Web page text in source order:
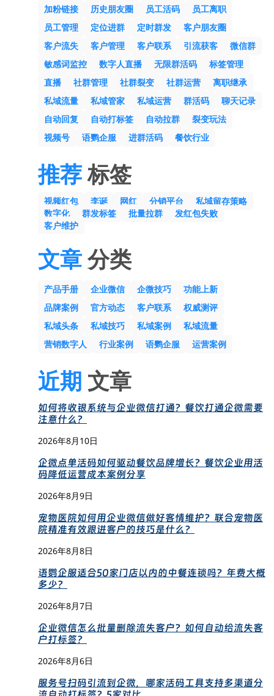
加粉链接 历史朋友圈 员工活码
员工离职
员工管理
定位进群 定时群发
客户朋友圈
客户流失
客户管理 客户联系 引流获客
微信群
敏感词监控
数字人直播 无限群活码
标签管理
直播
社群管理 社群裂变 社群运营
离职继承
私域流量
私域管家 私域运营 群活码
聊天记录
自动回复
自动打标签 自动拉群
裂变玩法
视频号
语鹦企服 进群活码 餐饮行业
推荐标签
视频红包 李诞 网红 分销平台
私域留存策略
数字化
群发标签 批量拉群
发红包失败
客户维护
文章分类
产品手册 企业微信 企微技巧
功能上新
品牌案例
官方动态 客户联系
权威测评
私域头条
私域技巧 私域案例
私域流量
营销数字人
行业案例 语鹦企服 运营案例
近期 文章
如何将收银系统与企业微信打通？餐饮打通企微需要
注意什么？
2026年8月10日
企微点单活码如何驱动餐饮品牌增长？餐饮企业用活
码降低运营成本案例分享
2026年8月9日
宠物医院如何用企业微信做好客情维护？联合宠物医
院精准有效跟进客户的技巧是什么？
2026年8月8日
语鹦企服适合50家门店以内的中餐连锁吗？年费大概
多少？
2026年8月7日
企业微信怎么批量删除流失客户？如何自动给流失客
户打标签？
2026年8月6日
服务号扫码引流到企微，哪家活码工具支持多渠道分